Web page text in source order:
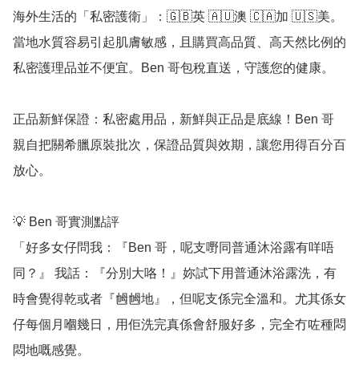
海外生活的「私密護衛」：🇬🇧英 🇦🇺澳 🇨🇦加 🇺🇸美。
當地水質容易引起肌膚敏感，且購買高品質、高天然比例的
私密護理品並不便宜。Ben 哥包稅直送，守護您的健康。
正品新鮮保證：私密處用品，新鮮與正品是底線！Ben 哥
親自把關希臘原裝批次，保證品質與效期，讓您用得百分百
放心。
💡 Ben 哥實測點評
「好多女仔問我：『Ben 哥，呢支嘢同普通沐浴露有咩唔
同？』 我話：『分別大咯！』妳試下用普通沐浴露洗，有
時會覺得乾或者『乸乸地』，但呢支係完全溫和。尤其係女
仔每個月嗰幾日，用佢洗完真係會舒服好多，完全冇咗種悶
悶地嘅感覺。